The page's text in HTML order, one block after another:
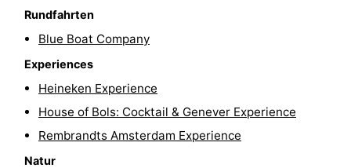
Rundfahrten
Blue Boat Company
Experiences
Heineken Experience
House of Bols: Cocktail & Genever Experience
Rembrandts Amsterdam Experience
Natur